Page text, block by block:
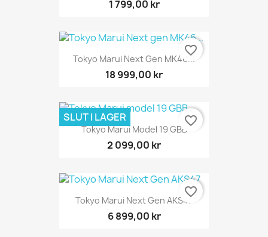
1 799,00 kr
Tokyo Marui Next Gen MK46...
18 999,00 kr
favorite_border
Tokyo Marui Model 19 GBB
2 099,00 kr
SLUT I LAGER favorite_border
Tokyo Marui Next Gen AKS47
6 899,00 kr
favorite_border